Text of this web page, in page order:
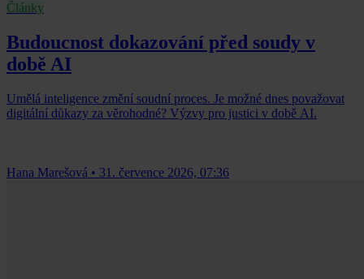
Články
Budoucnost dokazování před soudy v
době AI
Umělá inteligence změní soudní proces. Je možné dnes považovat
digitální důkazy za věrohodné? Výzvy pro justici v době AI.
Hana Marešová • 31. července 2026, 07:36